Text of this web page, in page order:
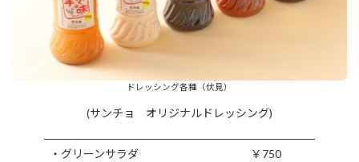
ドレッシング各種（伏見）
(サンチョ オリジナルドレッシング)
・グリーンサラダ ￥750